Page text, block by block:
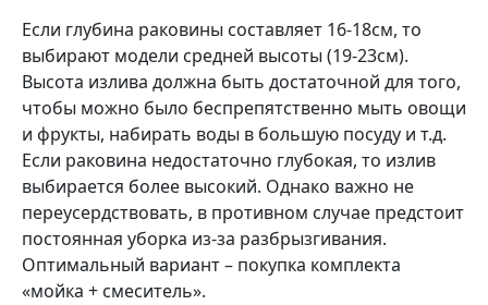
Если глубина раковины составляет 16-18см, то
выбирают модели средней высоты (19-23см).
Высота излива должна быть достаточной для того,
чтобы можно было беспрепятственно мыть овощи
и фрукты, набирать воды в большую посуду и т.д.
Если раковина недостаточно глубокая, то излив
выбирается более высокий. Однако важно не
переусердствовать, в противном случае предстоит
постоянная уборка из-за разбрызгивания.
Оптимальный вариант – покупка комплекта
«мойка + смеситель».